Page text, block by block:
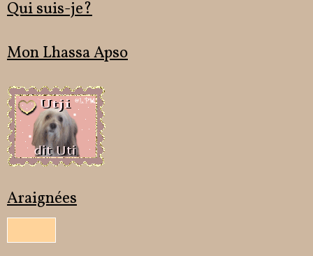
Qui suis-je?
Mon Lhassa Apso
Araignées